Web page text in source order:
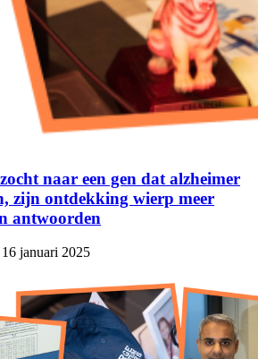
naar een gen dat alzheimer
zijn ontdekking wierp meer
antwoorden
16 januari 2025